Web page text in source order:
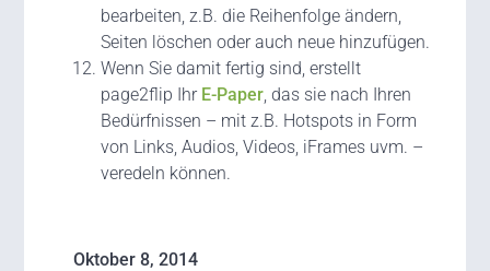
bearbeiten, z.B. die Reihenfolge ändern,
Seiten löschen oder auch neue hinzufügen.
Wenn Sie damit fertig sind, erstellt
page2flip Ihr E-Paper , das sie nach Ihren
Bedürfnissen – mit z.B. Hotspots in Form
von Links, Audios, Videos, iFrames uvm. –
veredeln können.
Oktober 8, 2014